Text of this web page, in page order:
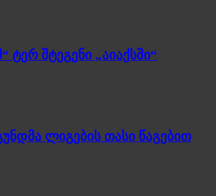
ტერ შტეგენი „აიაქსში“
ლიგების თასი წაგებით